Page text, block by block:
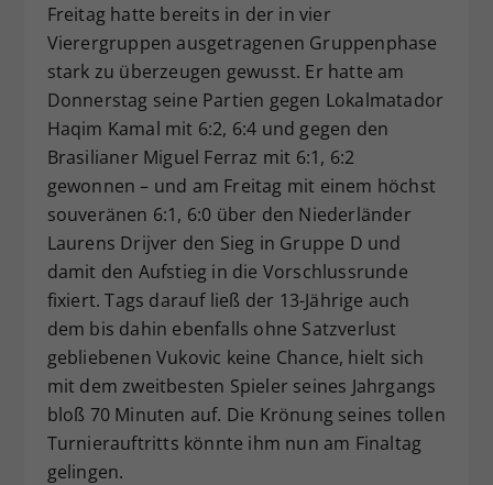
Freitag hatte bereits in der in vier
Vierergruppen ausgetragenen Gruppenphase
stark zu überzeugen gewusst. Er hatte am
Donnerstag seine Partien gegen Lokalmatador
Haqim Kamal mit 6:2, 6:4 und gegen den
Brasilianer Miguel Ferraz mit 6:1, 6:2
gewonnen – und am Freitag mit einem höchst
souveränen 6:1, 6:0 über den Niederländer
Laurens Drijver den Sieg in Gruppe D und
damit den Aufstieg in die Vorschlussrunde
fixiert. Tags darauf ließ der 13-Jährige auch
dem bis dahin ebenfalls ohne Satzverlust
gebliebenen Vukovic keine Chance, hielt sich
mit dem zweitbesten Spieler seines Jahrgangs
bloß 70 Minuten auf. Die Krönung seines tollen
Turnierauftritts könnte ihm nun am Finaltag
gelingen.